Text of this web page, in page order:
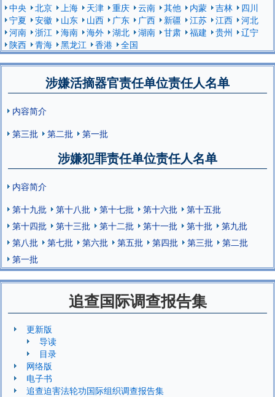
中央 北京 上海 天津 重庆 云南 其他 内蒙 吉林
四川
宁夏
安徽 山东 山西 广东 广西 新疆 江苏 江西
河北
河南
浙江 海南 海外 湖北 湖南 甘肃 福建 贵州
辽宁
陕西
青海 黑龙江 香港 全国
涉嫌活摘器官责任单位责任人名单
内容简介
第三批
第二批 第一批
涉嫌犯罪责任单位责任人名单
内容简介
第十九批
第十八批 第十七批 第十六批
第十五批
第十四批
第十三批 第十二批 第十一批 第十批
第九批
第八批
第七批 第六批 第五批 第四批 第三批
第二批
第一批
追查国际调查报告集
更新版
导读
目录
网络版
电子书
追查迫害法轮功国际组织调查报告集